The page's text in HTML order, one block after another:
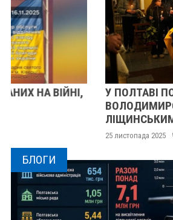
У ПОЛТАВІ ПОПРОЩАЛИСЯ ІЗ
ВОЛОДИМИРОМ КАРЕНГІНИМ
БЛОГИ